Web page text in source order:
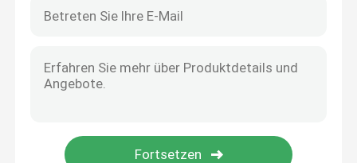
Länge Maschine geschnitten
Verjüngungs-Schneidemaschine